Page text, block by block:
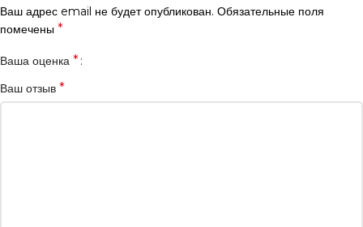
Ваш адрес email не будет опубликован. Обязательные поля
помечены *
Ваша оценка *
Ваш отзыв *